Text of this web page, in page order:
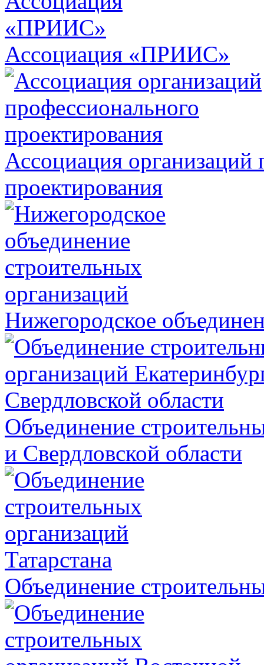
Ассоциация «ПРИИС»
Ассоциация организаций
проектирования
Нижегородское
Объединение
и Свердловской области
Объединение